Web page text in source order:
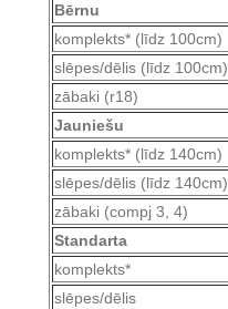
Bērnu
komplekts* (līdz 100cm)
slēpes/dēlis (līdz 100cm)
zābaki (r18)
Jauniešu
komplekts* (līdz 140cm)
slēpes/dēlis (līdz 140cm)
zābaki (compj 3, 4)
Standarta
komplekts*
slēpes/dēlis